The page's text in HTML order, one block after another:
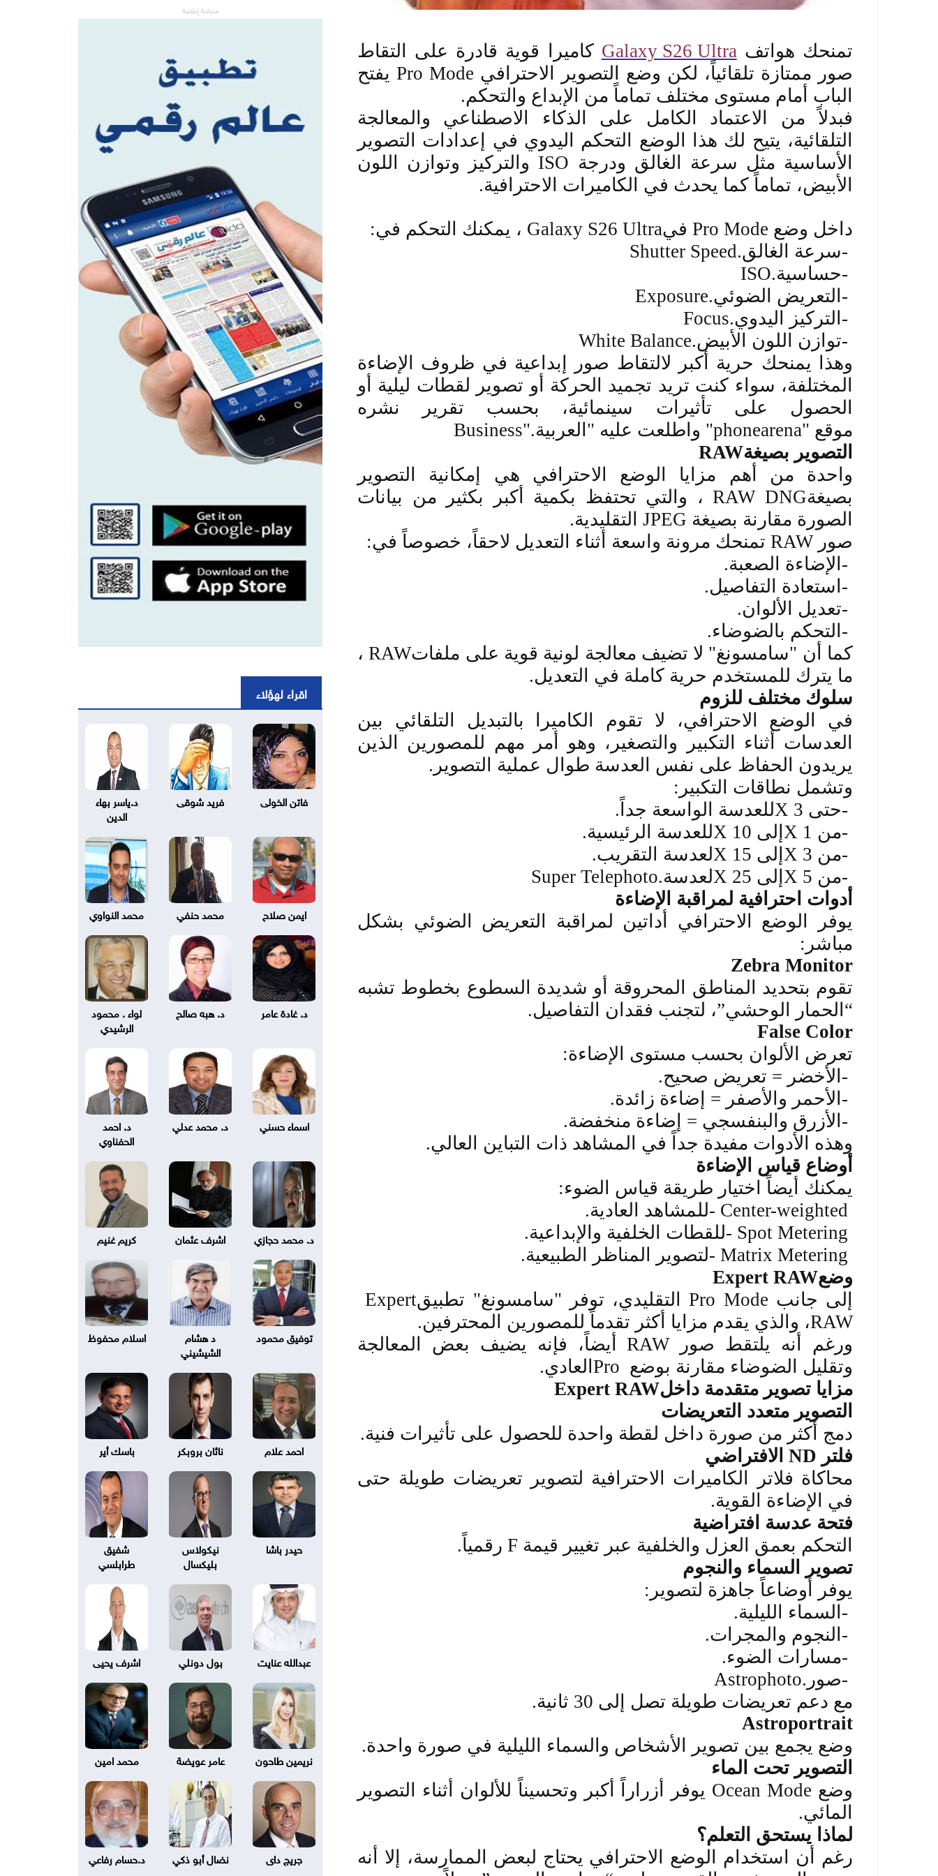
تمنحك هواتفGalaxy S26 Ultra كاميرا قوية قادرة على التقاط
صور ممتازة تلقائياً، لكن وضع التصوير الاحترافي Pro Mode يفتح
الباب أمام مستوى مختلف تماماً من الإبداع والتحكم.
فبدلاً من الاعتماد الكامل على الذكاء الاصطناعي والمعالجة
التلقائية، يتيح لك هذا الوضع التحكم اليدوي في إعدادات التصوير
الأساسية مثل سرعة الغالق ودرجة ISO والتركيز وتوازن اللون
الأبيض، تماماً كما يحدث في الكاميرات الاحترافية.
داخل وضع Pro Mode فيGalaxy S26 Ultra ، يمكنك التحكم في:
-سرعة الغالقShutter Speed.
-حساسيةISO.
- التعريض الضوئيExposure.
- التركيز اليدويFocus.
-توازن اللون الأبيضWhite Balance.
وهذا يمنحك حرية أكبر لالتقاط صور إبداعية في ظروف الإضاءة
المختلفة، سواء كنت تريد تجميد الحركة أو تصوير لقطات ليلية أو
الحصول على تأثيرات سينمائية، بحسب تقرير نشره
موقع "phonearena" واطلعت عليه "العربيةBusiness".
التصوير بصيغةRAW
واحدة من أهم مزايا الوضع الاحترافي هي إمكانية التصوير
بصيغةRAW DNG ، والتي تحتفظ بكمية أكبر بكثير من بيانات
الصورة مقارنة بصيغة JPEG التقليدية.
صور RAW تمنحك مرونة واسعة أثناء التعديل لاحقاً، خصوصاً في:
- الإضاءة الصعبة.
- استعادة التفاصيل.
-تعديل الألوان.
- التحكم بالضوضاء.
كما أن "سامسونغ" لا تضيف معالجة لونية قوية على ملفاتRAW ،
ما يترك للمستخدم حرية كاملة في التعديل.
سلوك مختلف للزوم
في الوضع الاحترافي، لا تقوم الكاميرا بالتبديل التلقائي بين
العدسات أثناء التكبير والتصغير، وهو أمر مهم للمصورين الذين
يريدون الحفاظ على نفس العدسة طوال عملية التصوير .
وتشمل نطاقات التكبير :
-حتى 3 Xللعدسة الواسعة جداً .
-من 1 X إلى 10 Xللعدسة الرئيسية.
-من 3 X إلى 15 Xلعدسة التقريب.
-من 5 X إلى 25 XلعدسةSuper Telephoto.
أدوات احترافية لمراقبة الإضاءة
يوفر الوضع الاحترافي أداتين لمراقبة التعريض الضوئي بشكل
مباشر :
Zebra Monitor
تقوم بتحديد المناطق المحروقة أو شديدة السطوع بخطوط تشبه
“الحمار الوحشي”، لتجنب فقدان التفاصيل.
False Color
تعرض الألوان بحسب مستوى الإضاءة:
- الأخضر = تعريض صحيح.
- الأحمر والأصفر = إضاءة زائدة.
- الأزرق والبنفسجي = إضاءة منخفضة.
وهذه الأدوات مفيدة جداً في المشاهد ذات التباين العالي.
أوضاع قياس الإضاءة
يمكنك أيضاً اختيار طريقة قياس الضوء:
- Center-weightedللمشاهد العادية.
- Spot Meteringللقطات الخلفية والإبداعية.
- Matrix Meteringلتصوير المناظر الطبيعية.
وضعExpert RAW
إلى جانب Pro Mode التقليدي، توفر "سامسونغ" تطبيقExpert
RAW، والذي يقدم مزايا أكثر تقدماً للمصورين المحترفين.
ورغم أنه يلتقط صور
RAW
أيضاً، فإنه يضيف بعض المعالجة
وتقليل الضوضاء مقارنة بوضع Pro العادي.
مزايا تصوير متقدمة داخلExpert RAW
التصوير متعدد التعريضات
دمج أكثر من صورة داخل لقطة واحدة للحصول على تأثيرات فنية.
فلتر ND الافتراضي
محاكاة فلاتر الكاميرات الاحترافية لتصوير تعريضات طويلة حتى
في الإضاءة القوية.
فتحة عدسة افتراضية
التحكم بعمق العزل والخلفية عبر تغيير قيمة F رقمياً.
تصوير السماء والنجوم
يوفر أوضاعاً جاهزة لتصوير :
- السماء الليلية.
- النجوم والمجرات.
-مسارات الضوء.
-صور Astrophoto.
مع دعم تعريضات طويلة تصل إلى 30 ثانية
.
Astroportrait
وضع يجمع بين تصوير الأشخاص والسماء الليلية في صورة واحدة.
التصوير تحت الماء
وضع Ocean Mode يوفر أزراراً أكبر وتحسيناً للألوان أثناء التصوير
المائي.
لماذا يستحق التعلم؟
رغم أن استخدام الوضع الاحترافي يحتاج لبعض الممارسة، إلا أنه
مساحة إعلانية
اقراء لهؤلاء
فاتن الخولى فريد شوقى
د.ياسر بهاء
الدين
ايمن صلاح محمد حنفي محمد النواوي
د. غادة عامر د. هبه صالح
لواء . محمود
الرشيدي
اسماء حسني د. محمد عدلي
د. احمد
الحفناوي
د. محمد حجازي اشرف عثمان كريم غنيم
توفيق محمود
د هشام
الشيشيني
اسلام محفوظ
احمد علام ناثان بروبكر باسك أير
حيدر باشا
نيكولاس
بليكسال
شفيق
طرابلسي
عبدالله عنايت بول دونلي اشرف يحيى
نريمين طاحون عامر عويضة محمد امين
جريج داى نضال أبو ذكي د.حسام رفاعي